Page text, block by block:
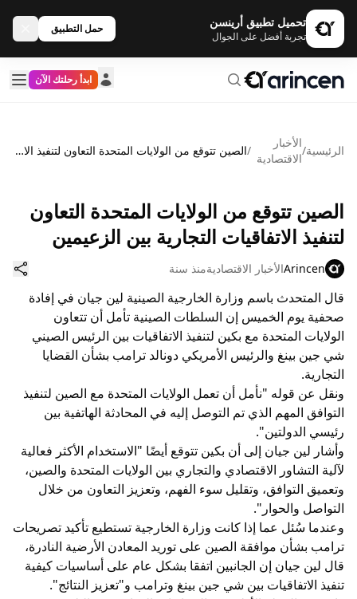
تحميل تطبيق أرينسن
تجربة أفضل على الجوال
حمل التطبيق
ابدأ رحلتك الآن
الرئيسية/
الأخبار
الاقتصادية
/ الصين تتوقع من الولايات المتحدة التعاون لتنفيذ الاتفاقيات التجارية بين الزعيمين
الصين تتوقع من الولايات المتحدة التعاون
لتنفيذ الاتفاقيات التجارية بين الزعيمين
Arincenالأخبار الاقتصاديةمنذ سنة
قال المتحدث باسم وزارة الخارجية الصينية لين جيان في إفادة
صحفية يوم الخميس إن السلطات الصينية تأمل أن تتعاون
الولايات المتحدة مع بكين لتنفيذ الاتفاقيات بين الرئيس الصيني
شي جين بينغ والرئيس الأمريكي دونالد ترامب بشأن القضايا
التجارية.
ونقل عن قوله "نأمل أن تعمل الولايات المتحدة مع الصين لتنفيذ
التوافق المهم الذي تم التوصل إليه في المحادثة الهاتفية بين
رئيسي الدولتين".
وأشار لين جيان إلى أن بكين تتوقع أيضًا "الاستخدام الأكثر فعالية
لآلية التشاور الاقتصادي والتجاري بين الولايات المتحدة والصين،
وتعميق التوافق، وتقليل سوء الفهم، وتعزيز التعاون من خلال
التواصل والحوار".
وعندما سُئل عما إذا كانت وزارة الخارجية تستطيع تأكيد تصريحات
ترامب بشأن موافقة الصين على توريد المعادن الأرضية النادرة،
قال لين جيان إن الجانبين اتفقا بشكل عام على أساسيات كيفية
تنفيذ الاتفاقيات بين شي جين بينغ وترامب و"تعزيز النتائج".